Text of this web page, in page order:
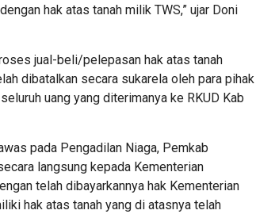
hak atas tanah milik TWS,” ujar Doni
jual-beli/pelepasan hak atas tanah
dibatalkan secara sukarela oleh para pihak
uang yang diterimanya ke RKUD Kab
pada Pengadilan Niaga, Pemkab
langsung kepada Kementerian
telah dibayarkannya hak Kementerian
hak atas tanah yang di atasnya telah